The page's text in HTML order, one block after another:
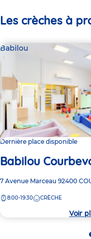
Les crèches à
Babilou
Dernière place disponible
Babilou
Adresse
la
7 Avenue Marceau 92400
8:00-19:30 CRÈCHE
Voir